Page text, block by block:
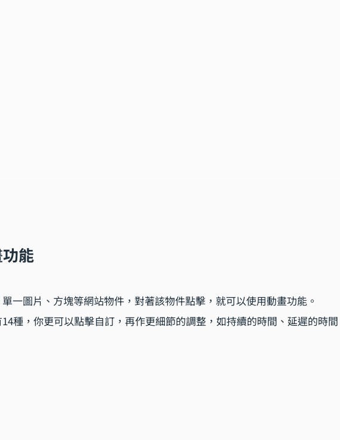
能
一圖片、方塊等網站物件，對著該物件點擊，就可以使用動畫功能。
種，你更可以點擊自訂，再作更細節的調整，如持續的時間、延遲的時間